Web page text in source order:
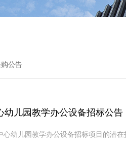
公告
幼儿园教学办公设备招标公告
幼儿园教学办公设备招标项目的潜